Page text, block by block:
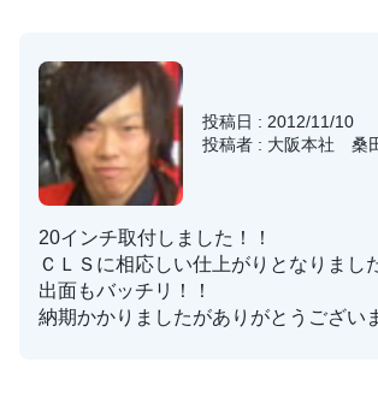
投稿日 : 2012/11/10
投稿者 : 大阪本社 桑
20インチ取付しました！！
ＣＬＳに相応しい仕上がりとなりまし
出面もバッチリ！！
納期かかりましたがありがとうござい